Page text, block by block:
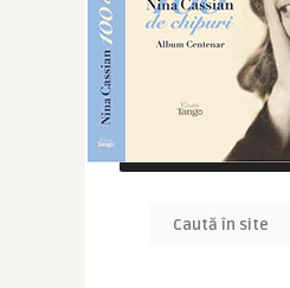
CAUTĂ ÎN SITE